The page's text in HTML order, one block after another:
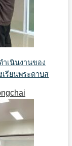
เนินงานของ
รียนพระดาบส